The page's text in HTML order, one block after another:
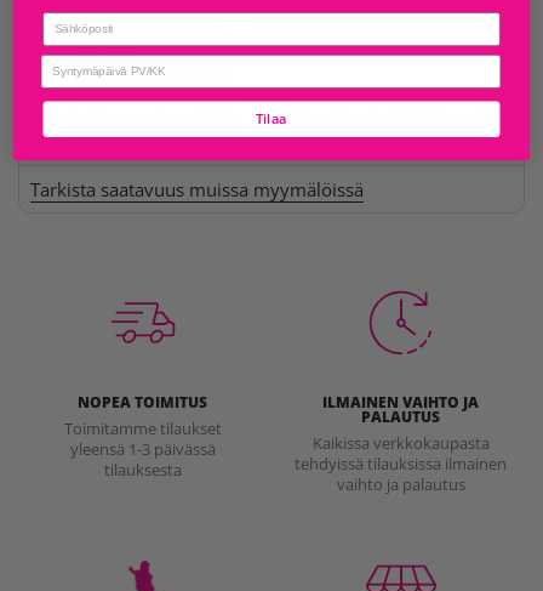
Juhlamaailma Iso
Omena
Myymälän tiedot
Tavallisesti valmis 24 tunnissa
Myymälän tiedot
Tavallisesti valmis 24 tunnissa
Tarkista saatavuus muissa myymälöissä
NOPEA TOIMITUS
Toimitamme tilaukset
yleensä 1-3 päivässä
tilauksesta
ILMAINEN VAIHTO JA
PALAUTUS
Kaikissa verkkokaupasta
tehdyissä tilauksissa ilmainen
vaihto ja palautus
Email
birthday
Tilaa